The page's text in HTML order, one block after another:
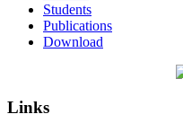
Students
Publications
Download
Links